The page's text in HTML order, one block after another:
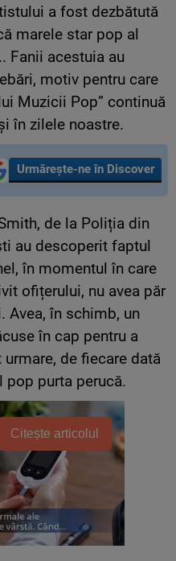
a fost dezbătută
marele star pop al
Fanii acestuia au
motiv pentru care
Muzicii Pop” continuă
în zilele noastre.
Urmărește-ne în Discover
de la Poliția din
au descoperit faptul
în momentul în care
ofițerului, nu avea păr
Avea, în schimb, un
în cap pentru a
de fiecare dată
pop purta perucă.
Citește articolul